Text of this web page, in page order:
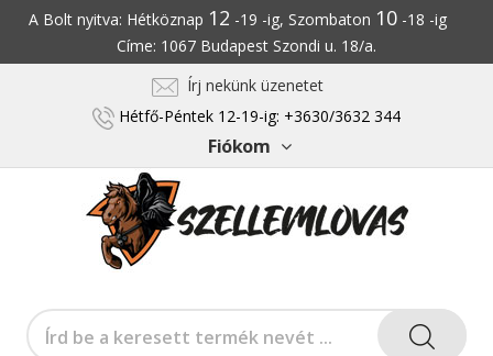
A Bolt nyitva: Hétköznap 12 -19 -ig, Szombaton 10-18 -ig
Címe: 1067 Budapest Szondi u. 18/a.
Írj nekünk üzenetet
Hétfő-Péntek 12-19-ig: +3630/3632 344
Fiókom